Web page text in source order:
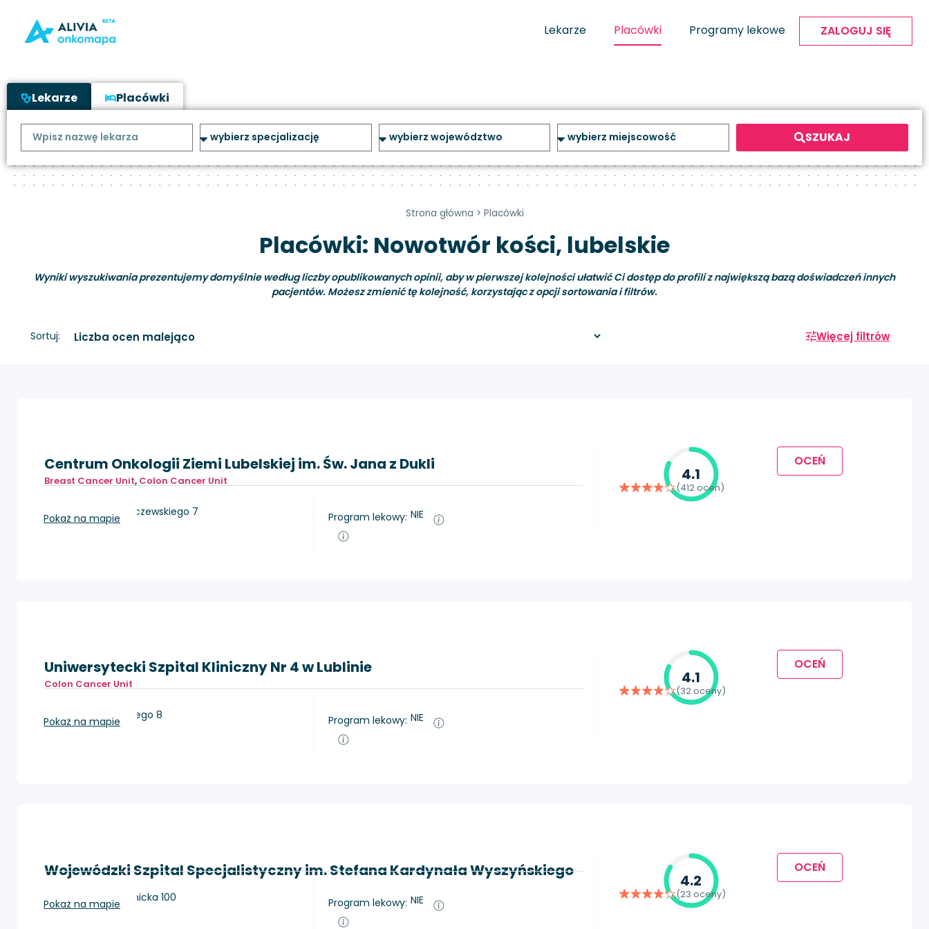
Lekarze Placówki Programy lekowe ZALOGUJ SIĘ
Lekarze Placówki
SZUKAJ
Strona główna > Placówki
Placówki: Nowotwór kości, lubelskie
Wyniki wyszukiwania prezentujemy domyślnie według liczby opublikowanych opinii, aby w pierwszej kolejności ułatwić Ci dostęp do profili z największą bazą doświadczeń innych
pacjentów. Możesz zmienić tę kolejność, korzystając z opcji sortowania i filtrów.
Sortuj: Więcej filtrów
Centrum Onkologii Ziemi Lubelskiej im. Św. Jana z Dukli
Breast Cancer Unit, Colon Cancer Unit
Lublin, ul. dr K. Jaczewskiego 7
Pokaż na mapie Program lekowy: NIE
4.1
(412 ocen)
OCEŃ
Uniwersytecki Szpital Kliniczny Nr 4 w Lublinie
Colon Cancer Unit
Lublin, Jaczewskiego 8
Pokaż na mapie Program lekowy: NIE
4.1
(32 oceny)
OCEŃ
Wojewódzki Szpital Specjalistyczny im. Stefana Kardynała Wyszyńskiego
Lublin, Aleja Kraśnicka 100
Pokaż na mapie Program lekowy: NIE
4.2
(23 oceny)
OCEŃ